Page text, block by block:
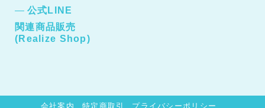
公式LINE
関連商品販売
(Realize Shop)
会社案内 特定商取引 プライバシーポリシー